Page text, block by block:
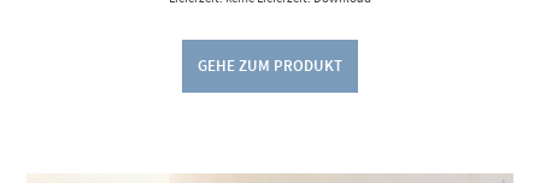
GEHE ZUM PRODUKT